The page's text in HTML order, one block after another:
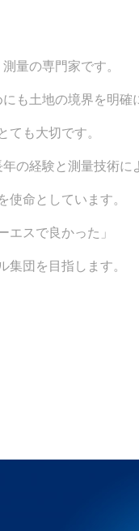
量の専門家です。
も土地の境界を明確
も大切です。
の経験と測量技術に
命としています。
スで良かった」
団を目指します。